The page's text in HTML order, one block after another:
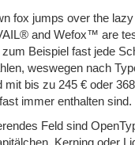
fox jumps over the
and Wefox™ are
Beispiel fast jede
weswegen nach
bis zu 245 € oder
immer enthalten sind.
Feld sind
Kerning oder